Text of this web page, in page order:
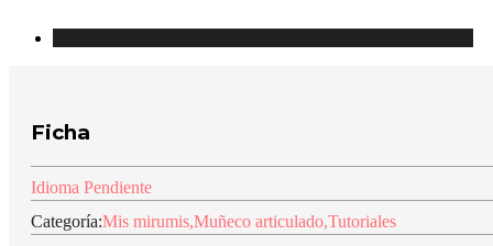
Ficha
Idioma Pendiente
Categoría:Mis mirumis,Muñeco articulado,Tutoriales